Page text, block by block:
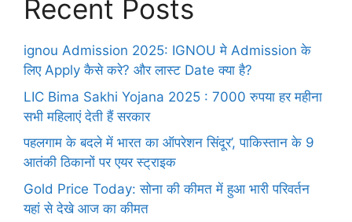
Recent Posts
ignou Admission 2025: IGNOU मे Admission के
लिए Apply कैसे करे? और लास्ट Date क्या है?
LIC Bima Sakhi Yojana 2025 : 7000 रुपया हर महीना
सभी महिलाएं देती हैं सरकार
पहलगाम के बदले में भारत का ऑपरेशन सिंदूर’, पाकिस्तान के 9
आतंकी ठिकानों पर एयर स्ट्राइक
Gold Price Today: सोना की कीमत में हुआ भारी परिवर्तन
यहां से देखे आज का कीमत